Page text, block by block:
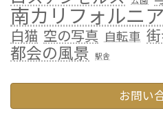
南カリフォルニア
白猫 空の写真 自転車
都会の風景 駅舎
お問い